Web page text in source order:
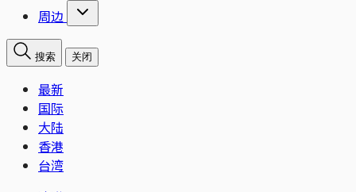
周边
搜索 关闭
最新
国际
大陆
香港
台湾